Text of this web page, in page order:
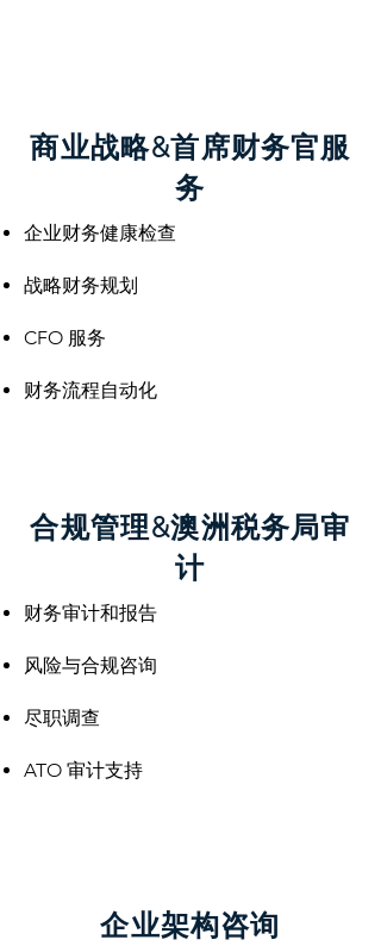
商业战略&首席财务官服
务
企业财务健康检查
战略财务规划
CFO 服务
财务流程自动化
合规管理&澳洲税务局审
计
财务审计和报告
风险与合规咨询
尽职调查
ATO 审计支持
企业架构咨询